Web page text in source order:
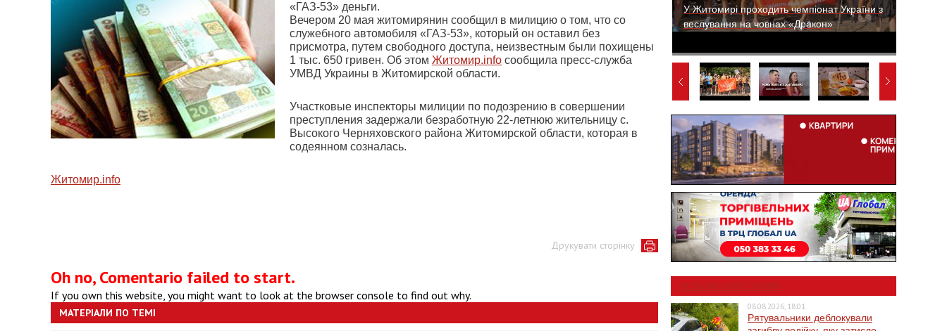
«ГАЗ-53» деньги.
Вечером 20 мая житомирянин сообщил в милицию о том, что со
служебного автомобиля «ГАЗ-53», который он оставил без
присмотра, путем свободного доступа, неизвестным были похищены
1 тыс. 650 гривен. Об этом Житомир.info сообщила пресс-служба
УМВД Украины в Житомирской области.
Участковые инспекторы милиции по подозрению в совершении
преступления задержали безработную 22-летнюю жительницу с.
Высокого Черняховского района Житомирской области, которая в
содеянном созналась.
Житомир.info
Друкувати сторінку
Oh no, Comentario failed to start.
If you own this website, you might want to look at the browser console to find out why.
МАТЕРІАЛИ ПО ТЕМІ
У Житомирі проходить чемпіонат України з
веслування на човнах «Дракон»
НОВИНИ ЖИТОМИРА
08.08.2026, 18:01
Рятувальники деблокували